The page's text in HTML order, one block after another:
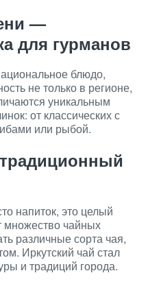
—
для гурманов
блюдо,
не только в регионе,
уникальным
от классических с
или рыбой.
напиток, это целый
множество чайных
различные сорта чая,
Иркутский чай стал
и традиций города.